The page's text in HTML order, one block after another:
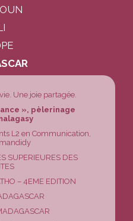
Une joie partagée.
», pèlerinage
L2 en Communication,
SUPERIEURES DES
– 4EME EDITION